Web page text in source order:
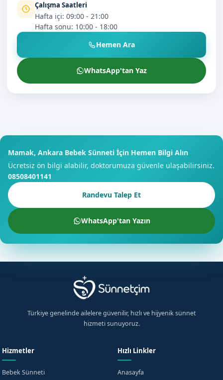
Çalışma Saatleri
Hafta içi: 09:00 - 21:00
Hafta sonu: 10:00 - 18:00
Hemen Ara
WhatsApp'tan Yaz
Mamak, Ankara Bebek Sünneti İçin Hemen Bilgi Alın
Ücretsiz ön bilgi alabilir, doktorumuza güvenle ulaşabilirsiniz.
08508401141
Randevu Talep Et
WhatsApp'tan Yazın
Türkiye genelinde ailelere güvenilir, hızlı ve hijyenik sünnet
hizmeti sunuyoruz.
Hizmetler
Bebek Sünneti
Hızlı Linkler
Anasayfa